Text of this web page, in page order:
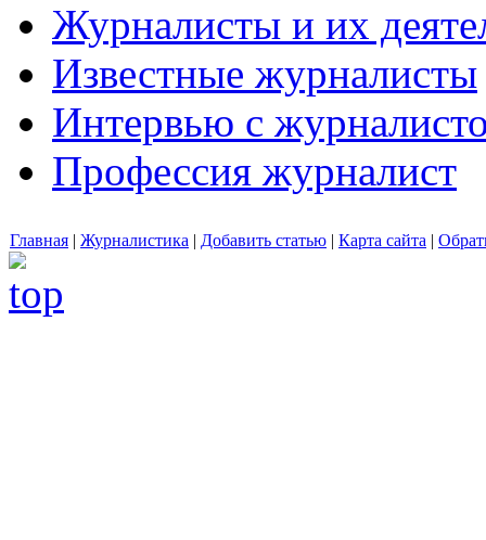
Журналисты и их
Известные журналисты
Интервью с
Профессия журналист
Главная | Журналистика | Добавить статью | Карта сайта |